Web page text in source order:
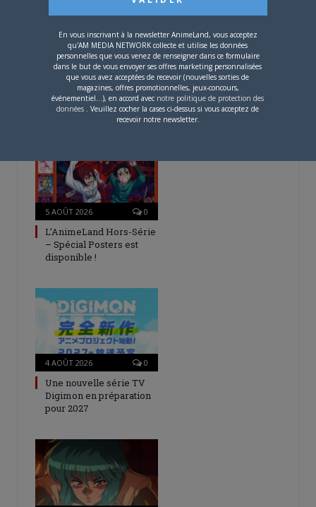
CAMI-SAMA
5 AOÛT 2026 0
L’AnimeLand Hors-Série
– Spécial Posters est
disponible !
4 AOÛT 2026 0
Une nouvelle série TV
Digimon en préparation
pour 2027
En vous inscrivant à la newsletter AnimeLand, vous acceptez
qu'AM MEDIA NETWORK collecte et utilise les données
personnelles que vous venez de renseigner dans ce formulaire
dans le but de vous envoyer ses offres marketing personnalisées
que vous avez acceptées de recevoir (nouvelles sorties de
magazines, offres promotionnelles, jeux-concours,
événementiel...), en accord avec notre politique de protection des
données . Veuillez cocher la cases ci-dessus si vous acceptez de
recevoir notre newsletter.